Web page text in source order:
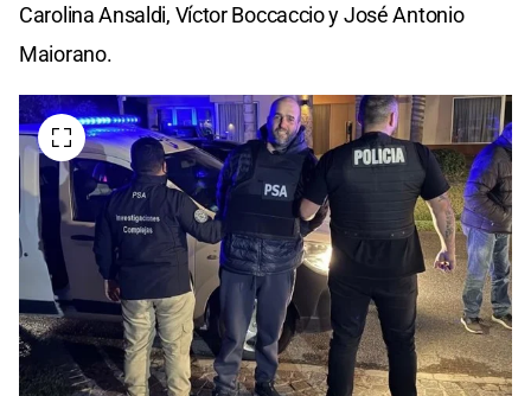
Carolina Ansaldi, Víctor Boccaccio y José Antonio
Maiorano.